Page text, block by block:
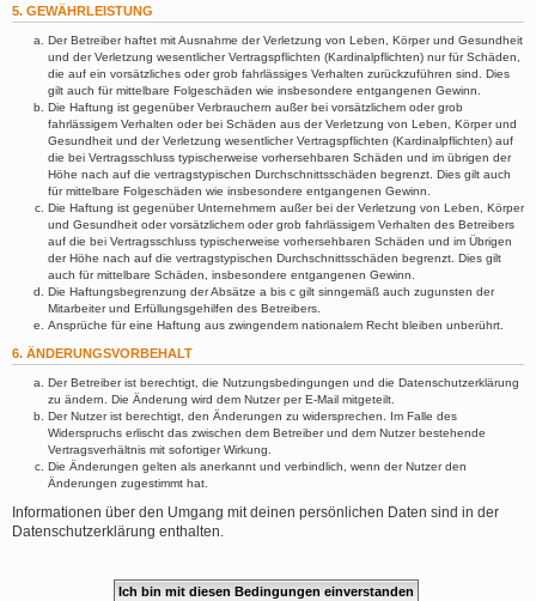
5. GEWÄHRLEISTUNG
Der Betreiber haftet mit Ausnahme der Verletzung von Leben, Körper und Gesundheit
und der Verletzung wesentlicher Vertragspflichten (Kardinalpflichten) nur für Schäden,
die auf ein vorsätzliches oder grob fahrlässiges Verhalten zurückzuführen sind. Dies
gilt auch für mittelbare Folgeschäden wie insbesondere entgangenen Gewinn.
Die Haftung ist gegenüber Verbrauchern außer bei vorsätzlichem oder grob
fahrlässigem Verhalten oder bei Schäden aus der Verletzung von Leben, Körper und
Gesundheit und der Verletzung wesentlicher Vertragspflichten (Kardinalpflichten) auf
die bei Vertragsschluss typischerweise vorhersehbaren Schäden und im übrigen der
Höhe nach auf die vertragstypischen Durchschnittsschäden begrenzt. Dies gilt auch
für mittelbare Folgeschäden wie insbesondere entgangenen Gewinn.
Die Haftung ist gegenüber Unternehmern außer bei der Verletzung von Leben, Körper
und Gesundheit oder vorsätzlichem oder grob fahrlässigem Verhalten des Betreibers
auf die bei Vertragsschluss typischerweise vorhersehbaren Schäden und im Übrigen
der Höhe nach auf die vertragstypischen Durchschnittsschäden begrenzt. Dies gilt
auch für mittelbare Schäden, insbesondere entgangenen Gewinn.
Die Haftungsbegrenzung der Absätze a bis c gilt sinngemäß auch zugunsten der
Mitarbeiter und Erfüllungsgehilfen des Betreibers.
Ansprüche für eine Haftung aus zwingendem nationalem Recht bleiben unberührt.
6. ÄNDERUNGSVORBEHALT
Der Betreiber ist berechtigt, die Nutzungsbedingungen und die Datenschutzerklärung
zu ändern. Die Änderung wird dem Nutzer per E-Mail mitgeteilt.
Der Nutzer ist berechtigt, den Änderungen zu widersprechen. Im Falle des
Widerspruchs erlischt das zwischen dem Betreiber und dem Nutzer bestehende
Vertragsverhältnis mit sofortiger Wirkung.
Die Änderungen gelten als anerkannt und verbindlich, wenn der Nutzer den
Änderungen zugestimmt hat.
Informationen über den Umgang mit deinen persönlichen Daten sind in der
Datenschutzerklärung enthalten.